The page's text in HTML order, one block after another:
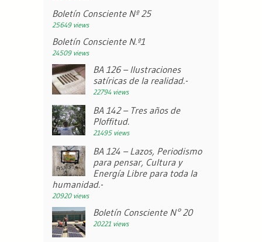
Boletín Consciente Nº 25
25649 views
Boletín Consciente N.º1
24509 views
BA 126 – Ilustraciones
satíricas de la realidad.-
22794 views
BA 142 – Tres años de
Ploffitud.
21495 views
BA 124 – Lazos, Periodismo
para pensar, Cultura y
Energía Libre para toda la
humanidad.-
20920 views
Boletín Consciente N° 20
20221 views